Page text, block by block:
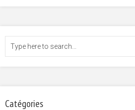
Catégories